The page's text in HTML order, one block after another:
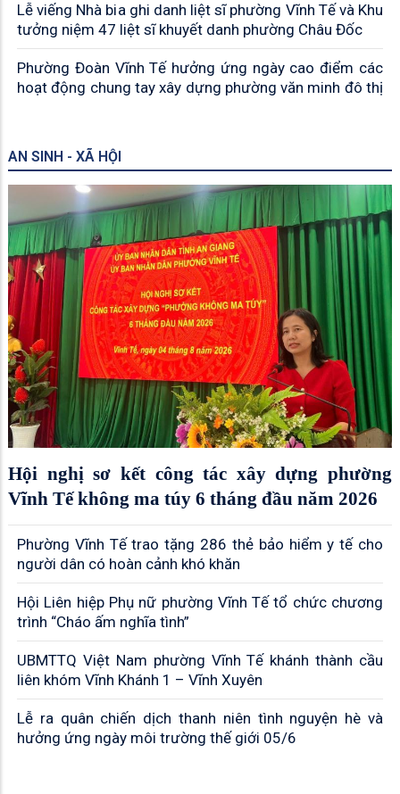
Lễ viếng Nhà bia ghi danh liệt sĩ phường Vĩnh Tế và Khu
tưởng niệm 47 liệt sĩ khuyết danh phường Châu Đốc
Phường Đoàn Vĩnh Tế hưởng ứng ngày cao điểm các
hoạt động chung tay xây dựng phường văn minh đô thị
AN SINH - XÃ HỘI
Hội nghị sơ kết công tác xây dựng phường
Vĩnh Tế không ma túy 6 tháng đầu năm 2026
Phường Vĩnh Tế trao tặng 286 thẻ bảo hiểm y tế cho
người dân có hoàn cảnh khó khăn
Hội Liên hiệp Phụ nữ phường Vĩnh Tế tổ chức chương
trình “Cháo ấm nghĩa tình”
UBMTTQ Việt Nam phường Vĩnh Tế khánh thành cầu
liên khóm Vĩnh Khánh 1 – Vĩnh Xuyên
Lễ ra quân chiến dịch thanh niên tình nguyện hè và
hưởng ứng ngày môi trường thế giới 05/6